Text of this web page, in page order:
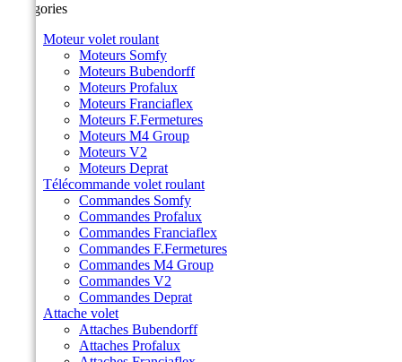
Catégories
Moteur volet roulant
Moteurs Somfy
Moteurs Bubendorff
Moteurs Profalux
Moteurs Franciaflex
Moteurs F.Fermetures
Moteurs M4 Group
Moteurs V2
Moteurs Deprat
Télécommande volet roulant
Commandes Somfy
Commandes Profalux
Commandes Franciaflex
Commandes F.Fermetures
Commandes M4 Group
Commandes V2
Commandes Deprat
Attache volet
Attaches Bubendorff
Attaches Profalux